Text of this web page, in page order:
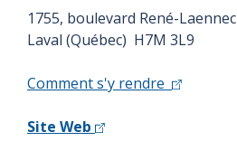
1755, boulevard René-Laennec
Laval (Québec) H7M 3L9
Comment s'y rendre
Site Web